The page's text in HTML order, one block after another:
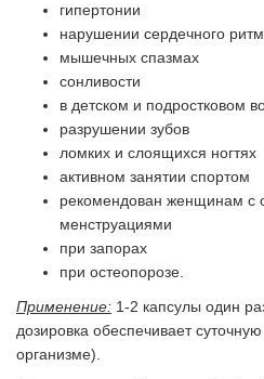
гипертонии
нарушении сердечного
мышечных спазмах
сонливости
в детском и подростковом
разрушении зубов
ломких и слоящихся ногтях
активном занятии спортом
рекомендован женщинам с
менструациями
при запорах
при остеопорозе.
Применение: 1-2 капсулы один
дозировка обеспечивает
организме).